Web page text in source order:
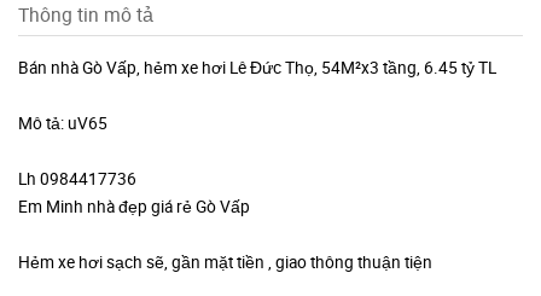
Thông tin mô tả
Bán nhà Gò Vấp, hẻm xe hơi Lê Đức Thọ, 54M²x3 tầng, 6.45 tỷ TL
Mô tả: uV65
Lh 0984417736
Em Minh nhà đẹp giá rẻ Gò Vấp
Hẻm xe hơi sạch sẽ, gần mặt tiền , giao thông thuận tiện